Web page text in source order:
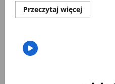
Przeczytaj więcejPrzeczytaj
więcej